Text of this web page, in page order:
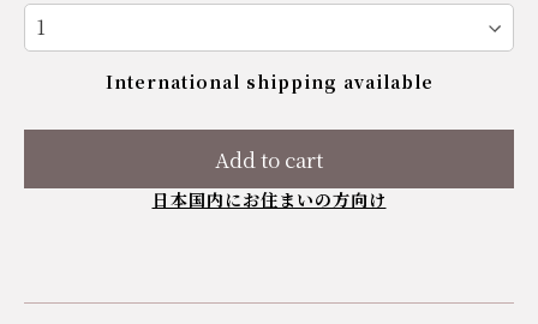
International shipping available
Add to cart
日本国内にお住まいの方向け